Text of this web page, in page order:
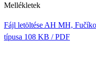
Mellékletek
Fájl letöltése AH MH,
típusa 108 KB / PDF